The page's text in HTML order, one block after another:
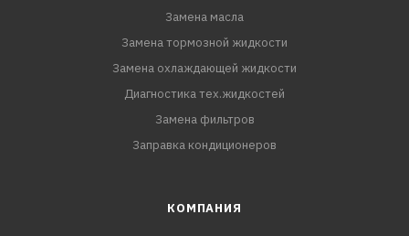
Замена масла
Замена тормозной жидкости
Замена охлаждающей жидкости
Диагностика тех.жидкостей
Замена фильтров
Заправка кондиционеров
КОМПАНИЯ